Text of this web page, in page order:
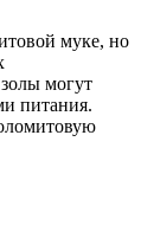
муке, но
могут
питания.